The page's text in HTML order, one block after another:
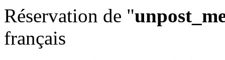
Réservation de "
français